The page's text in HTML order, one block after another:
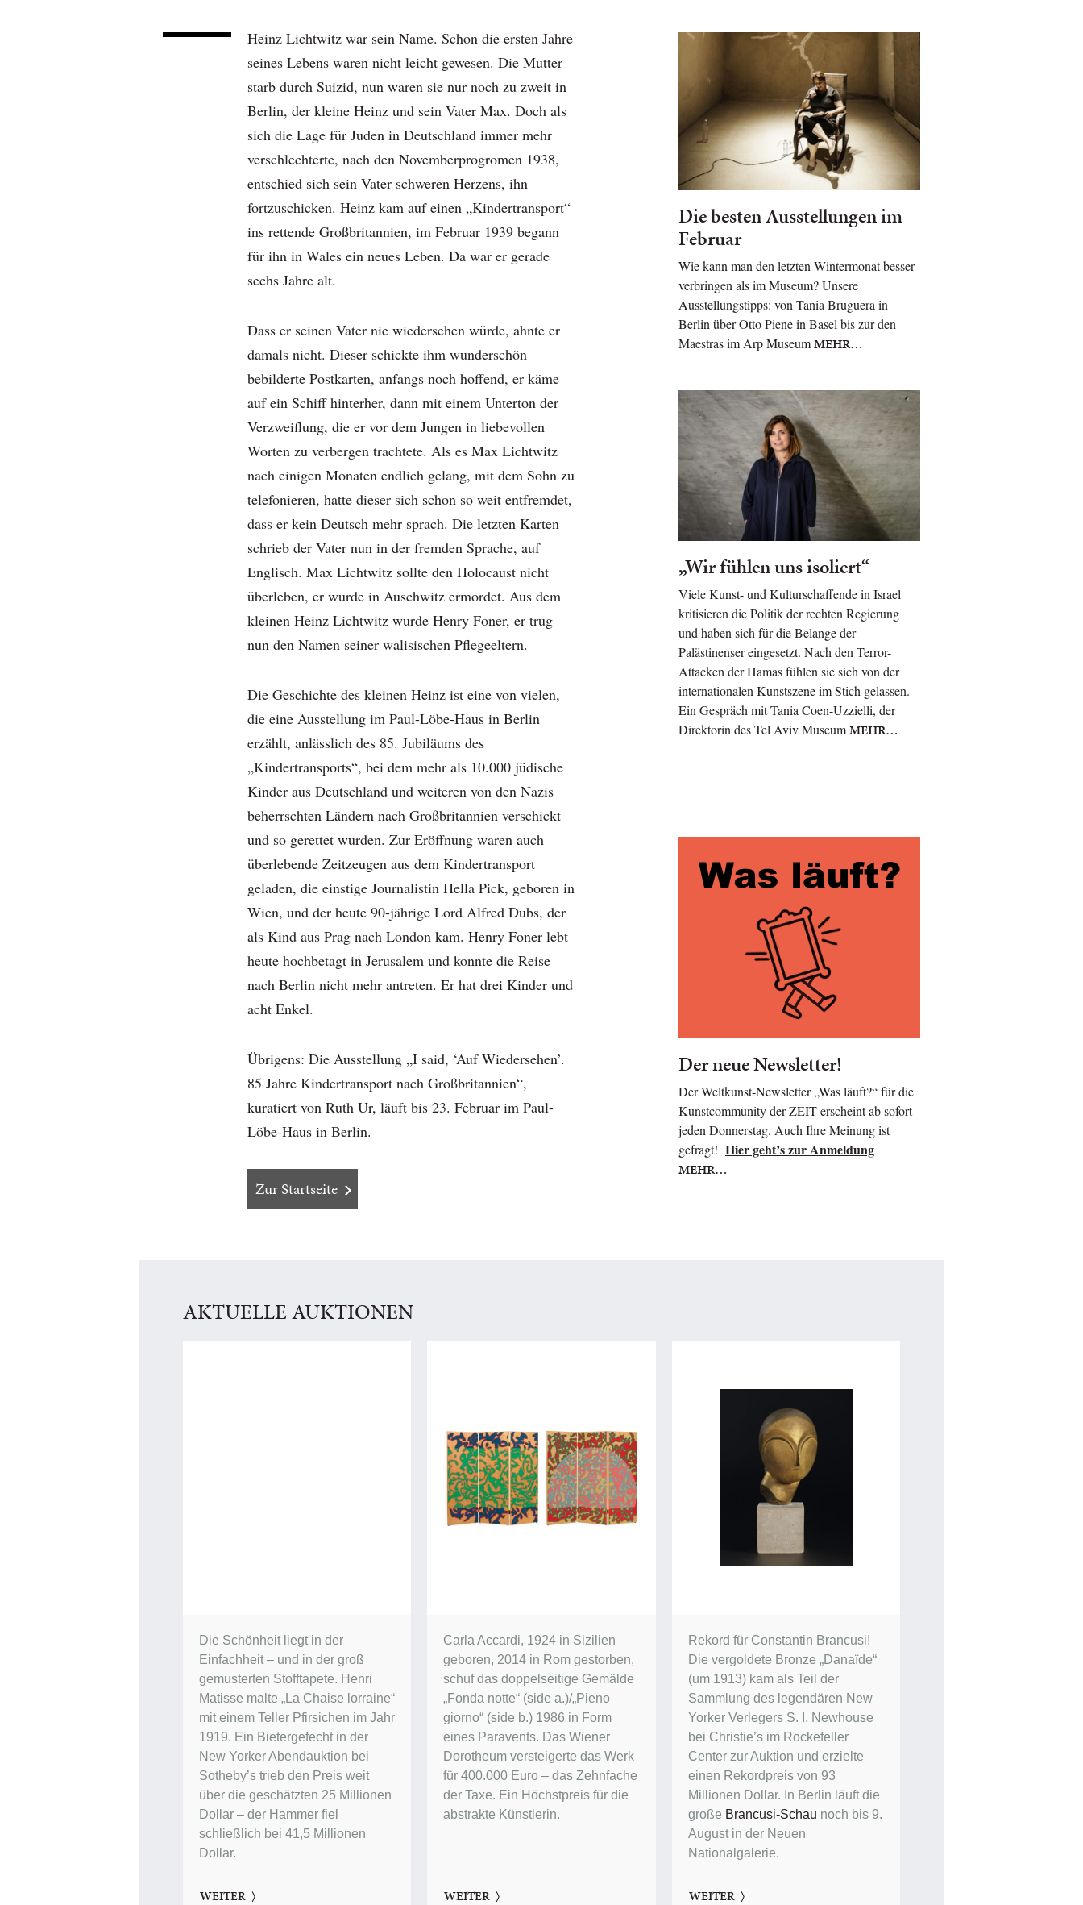
Heinz Lichtwitz war sein Name. Schon die ersten Jahre
seines Lebens waren nicht leicht gewesen. Die Mutter
starb durch Suizid, nun waren sie nur noch zu zweit in
Berlin, der kleine Heinz und sein Vater Max. Doch als
sich die Lage für Juden in Deutschland immer mehr
verschlechterte, nach den Novemberprogromen 1938,
entschied sich sein Vater schweren Herzens, ihn
fortzuschicken. Heinz kam auf einen „Kindertransport“
ins rettende Großbritannien, im Februar 1939 begann
für ihn in Wales ein neues Leben. Da war er gerade
sechs Jahre alt.
Dass er seinen Vater nie wiedersehen würde, ahnte er
damals nicht. Dieser schickte ihm wunderschön
bebilderte Postkarten, anfangs noch hoffend, er käme
auf ein Schiff hinterher, dann mit einem Unterton der
Verzweiflung, die er vor dem Jungen in liebevollen
Worten zu verbergen trachtete. Als es Max Lichtwitz
nach einigen Monaten endlich gelang, mit dem Sohn zu
telefonieren, hatte dieser sich schon so weit entfremdet,
dass er kein Deutsch mehr sprach. Die letzten Karten
schrieb der Vater nun in der fremden Sprache, auf
Englisch. Max Lichtwitz sollte den Holocaust nicht
überleben, er wurde in Auschwitz ermordet. Aus dem
kleinen Heinz Lichtwitz wurde Henry Foner, er trug
nun den Namen seiner walisischen Pflegeeltern.
Die Geschichte des kleinen Heinz ist eine von vielen,
die eine Ausstellung im Paul-Löbe-Haus in Berlin
erzählt, anlässlich des 85. Jubiläums des
„Kindertransports“, bei dem mehr als 10.000 jüdische
Kinder aus Deutschland und weiteren von den Nazis
beherrschten Ländern nach Großbritannien verschickt
und so gerettet wurden. Zur Eröffnung waren auch
überlebende Zeitzeugen aus dem Kindertransport
geladen, die einstige Journalistin Hella Pick, geboren in
Wien, und der heute 90-jährige Lord Alfred Dubs, der
als Kind aus Prag nach London kam. Henry Foner lebt
heute hochbetagt in Jerusalem und konnte die Reise
nach Berlin nicht mehr antreten. Er hat drei Kinder und
acht Enkel.
Übrigens: Die Ausstellung „I said, ‘Auf Wiedersehen’.
85 Jahre Kindertransport nach Großbritannien“,
kuratiert von Ruth Ur, läuft bis 23. Februar im Paul-
Löbe-Haus in Berlin.
Zur Startseite
Die besten Ausstellungen im
Februar
Wie kann man den letzten Wintermonat besser
verbringen als im Museum? Unsere
Ausstellungstipps: von Tania Bruguera in
Berlin über Otto Piene in Basel bis zur den
Maestras im Arp MuseumMEHR…
„Wir fühlen uns isoliert“
Viele Kunst- und Kulturschaffende in Israel
kritisieren die Politik der rechten Regierung
und haben sich für die Belange der
Palästinenser eingesetzt. Nach den Terror-
Attacken der Hamas fühlen sie sich von der
internationalen Kunstszene im Stich gelassen.
Ein Gespräch mit Tania Coen-Uzzielli, der
Direktorin des Tel Aviv MuseumMEHR…
Der neue Newsletter!
Der Weltkunst-Newsletter „Was läuft?“ für die
Kunstcommunity der ZEIT erscheint ab sofort
jeden Donnerstag. Auch Ihre Meinung ist
gefragt! Hier geht’s zur Anmeldung
MEHR…
AKTUELLE AUKTIONEN
Die Schönheit liegt in der
Einfachheit – und in der groß
gemusterten Stofftapete. Henri
Matisse malte „La Chaise lorraine“
mit einem Teller Pfirsichen im Jahr
1919. Ein Bietergefecht in der
New Yorker Abendauktion bei
Sotheby’s trieb den Preis weit
über die geschätzten 25 Millionen
Dollar – der Hammer fiel
schließlich bei 41,5 Millionen
Dollar.
WEITER
Carla Accardi, 1924 in Sizilien
geboren, 2014 in Rom gestorben,
schuf das doppelseitige Gemälde
„Fonda notte“ (side a.)/„Pieno
giorno“ (side b.) 1986 in Form
eines Paravents. Das Wiener
Dorotheum versteigerte das Werk
für 400.000 Euro – das Zehnfache
der Taxe. Ein Höchstpreis für die
abstrakte Künstlerin.
WEITER
Rekord für Constantin Brancusi!
Die vergoldete Bronze „Danaïde“
(um 1913) kam als Teil der
Sammlung des legendären New
Yorker Verlegers S. I. Newhouse
bei Christie’s im Rockefeller
Center zur Auktion und erzielte
einen Rekordpreis von 93
Millionen Dollar. In Berlin läuft die
große Brancusi-Schau noch bis 9.
August in der Neuen
Nationalgalerie.
WEITER